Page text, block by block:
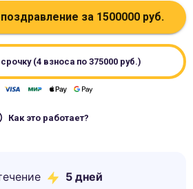
за 1500000руб.
(4 взноса по 375000 руб.)
Как это работает?
5 дней